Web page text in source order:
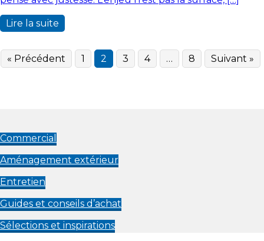
Lire la suite
« Précédent 1 2 3 4 … 8 Suivant »
Commercial
Aménagement extérieur
Entretien
Guides et conseils d’achat
Sélections et inspirations